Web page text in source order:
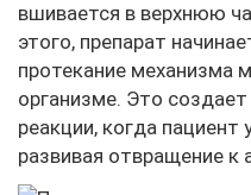
вшивается в верхнюю
этого, препарат
протекание механизма
организме. Это
реакции, когда пациент
развивая отвращение к